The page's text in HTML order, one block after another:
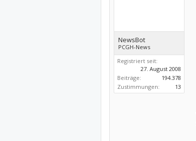
NewsBot
PCGH-News
Registriert seit:
27. August 2008
Beiträge:
194.378
Zustimmungen:
13